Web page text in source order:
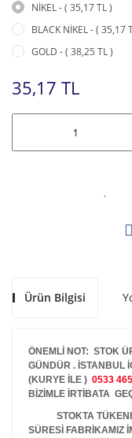
NİKEL - ( 35,17 TL )
BLACK NİKEL - ( 35,17
GOLD - ( 38,25 TL )
35,17 TL
Ürün Bilgisi
ÖNEMLİ NOT: STOK
GÜNDÜR . İSTANBUL
(KURYE İLE ) 0533
BİZİMLE İRTİBATA
STOKTA TÜKENEN
SÜRESİ FABRİKAMIZ